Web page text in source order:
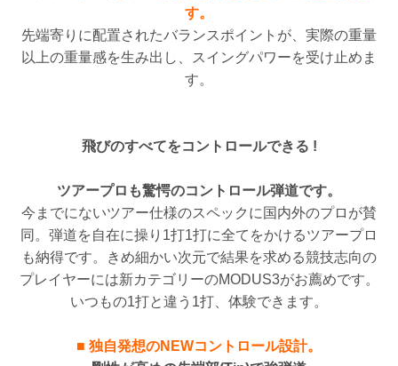
す。
先端寄りに配置されたバランスポイントが、実際の重量
以上の重量感を生み出し、スイングパワーを受け止めま
す。
飛びのすべてをコントロールできる !
ツアープロも驚愕のコントロール弾道です。
今までにないツアー仕様のスペックに国内外のプロが賛
同。弾道を自在に操り1打1打に全てをかけるツアープロ
も納得です。きめ細かい次元で結果を求める競技志向の
プレイヤーには新カテゴリーのMODUS3がお薦めです。
いつもの1打と違う1打、体験できます。
■ 独自発想のNEWコントロール設計。